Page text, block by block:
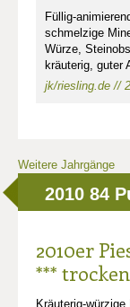
Füllig-
schmelzige
Würze,
kräuterig, guter
jk/riesling.de //
Weitere Jahrgänge
2010 84
2010er
*** trocken
Kräuterig-